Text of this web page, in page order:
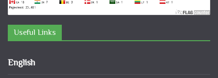
Useful Links
English